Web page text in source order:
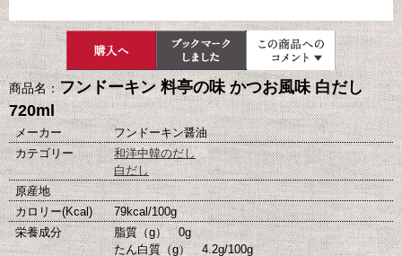
商品名：フンドーキン 料亭の味 かつお風味 白だし
720ml
メーカー
フンドーキン醤油
カテゴリー
和洋中韓のだし
白だし
原産地
カロリー(Kcal)
79kcal/100g
栄養成分
脂質（g） 0g
たん白質（g） 4.2g/100g